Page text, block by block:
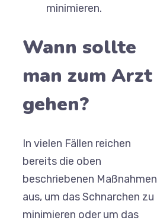
minimieren.
Wann sollte
man zum Arzt
gehen?
In vielen Fällen reichen
bereits die oben
beschriebenen Maßnahmen
aus, um das Schnarchen zu
minimieren oder um das